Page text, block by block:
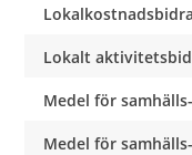
Lokalt
Medel för
Medel för